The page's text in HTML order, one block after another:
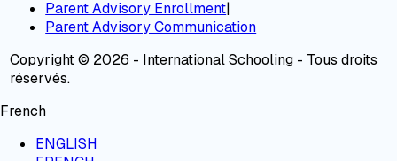
Parent Advisory Enrollment|
Parent Advisory Communication
Copyright © 2026 - International Schooling - Tous droits
réservés.
French
ENGLISH